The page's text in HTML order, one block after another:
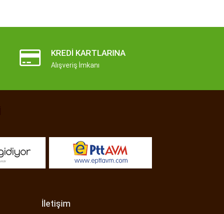
KREDI KARTLARINA
Alışveriş İmkanı
İletişim